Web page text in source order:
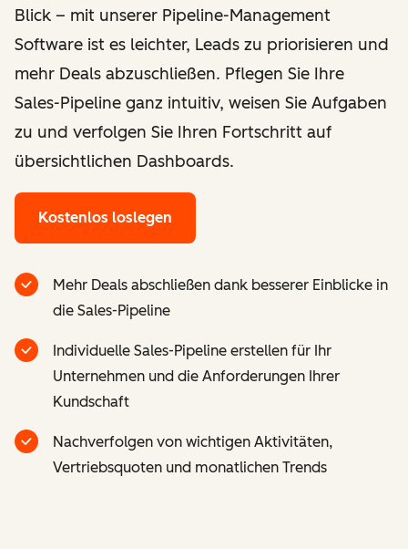
Blick – mit unserer Pipeline-Management
Software ist es leichter, Leads zu priorisieren und
mehr Deals abzuschließen. Pflegen Sie Ihre
Sales-Pipeline ganz intuitiv, weisen Sie Aufgaben
zu und verfolgen Sie Ihren Fortschritt auf
übersichtlichen Dashboards.
Kostenlos loslegen
Mehr Deals abschließen dank besserer Einblicke in
die Sales-Pipeline
Individuelle Sales-Pipeline erstellen für Ihr
Unternehmen und die Anforderungen Ihrer
Kundschaft
Nachverfolgen von wichtigen Aktivitäten,
Vertriebsquoten und monatlichen Trends